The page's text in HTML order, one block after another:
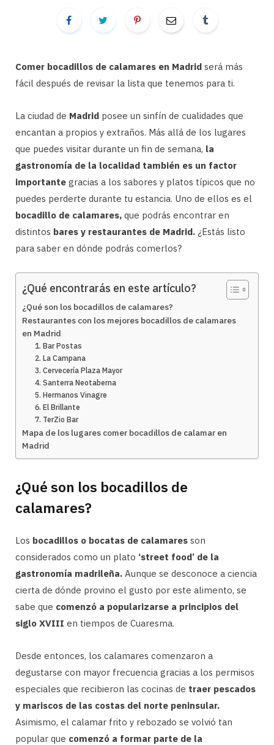
Comer bocadillos de calamares en Madrid será más
fácil después de revisar la lista que tenemos para ti.
La ciudad de Madrid posee un sinfín de cualidades que
encantan a propios y extraños. Más allá de los lugares
que puedes visitar durante un fin de semana, la
gastronomía de la localidad también es un factor
importante gracias a los sabores y platos típicos que no
puedes perderte durante tu estancia. Uno de ellos es el
bocadillo de calamares, que podrás encontrar en
distintos bares y restaurantes de Madrid. ¿Estás listo
para saber en dónde podrás comerlos?
¿Qué encontrarás en este artículo?
¿Qué son los bocadillos de calamares?
Restaurantes con los mejores bocadillos de calamares
en Madrid
1. Bar Postas
2. La Campana
3. Cervecería Plaza Mayor
4. Santerra Neotaberna
5. Hermanos Vinagre
6. El Brillante
7. TerZio Bar
Mapa de los lugares comer bocadillos de calamar en
Madrid
¿Qué son los bocadillos de
calamares?
Los bocadillos o bocatas de calamares son
considerados como un plato ‘street food’ de la
gastronomía madrileña. Aunque se desconoce a ciencia
cierta de dónde provino el gusto por este alimento, se
sabe que comenzó a popularizarse a principios del
siglo XVIII en tiempos de Cuaresma.
Desde entonces, los calamares comenzaron a
degustarse con mayor frecuencia gracias a los permisos
especiales que recibieron las cocinas de traer pescados
y mariscos de las costas del norte peninsular.
Asimismo, el calamar frito y rebozado se volvió tan
popular que comenzó a formar parte de la